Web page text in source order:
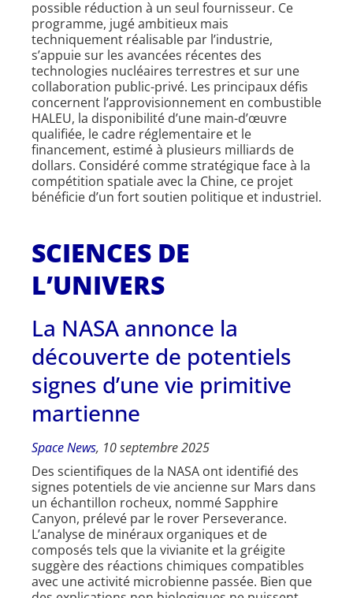
possible réduction à un seul fournisseur. Ce
programme, jugé ambitieux mais
techniquement réalisable par l’industrie,
s’appuie sur les avancées récentes des
technologies nucléaires terrestres et sur une
collaboration public-privé. Les principaux défis
concernent l’approvisionnement en combustible
HALEU, la disponibilité d’une main-d’œuvre
qualifiée, le cadre réglementaire et le
financement, estimé à plusieurs milliards de
dollars. Considéré comme stratégique face à la
compétition spatiale avec la Chine, ce projet
bénéficie d’un fort soutien politique et industriel.
SCIENCES DE
L’UNIVERS
La NASA annonce la
découverte de potentiels
signes d’une vie primitive
martienne
Space News, 10 septembre 2025
Des scientifiques de la NASA ont identifié des
signes potentiels de vie ancienne sur Mars dans
un échantillon rocheux, nommé Sapphire
Canyon, prélevé par le rover Perseverance.
L’analyse de minéraux organiques et de
composés tels que la vivianite et la gréigite
suggère des réactions chimiques compatibles
avec une activité microbienne passée. Bien que